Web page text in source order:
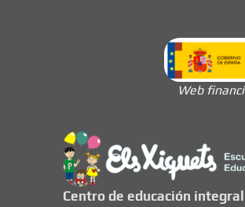
Web
Centro de educación